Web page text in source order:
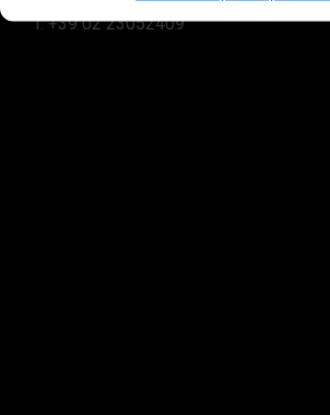
T.+39 02 23052409